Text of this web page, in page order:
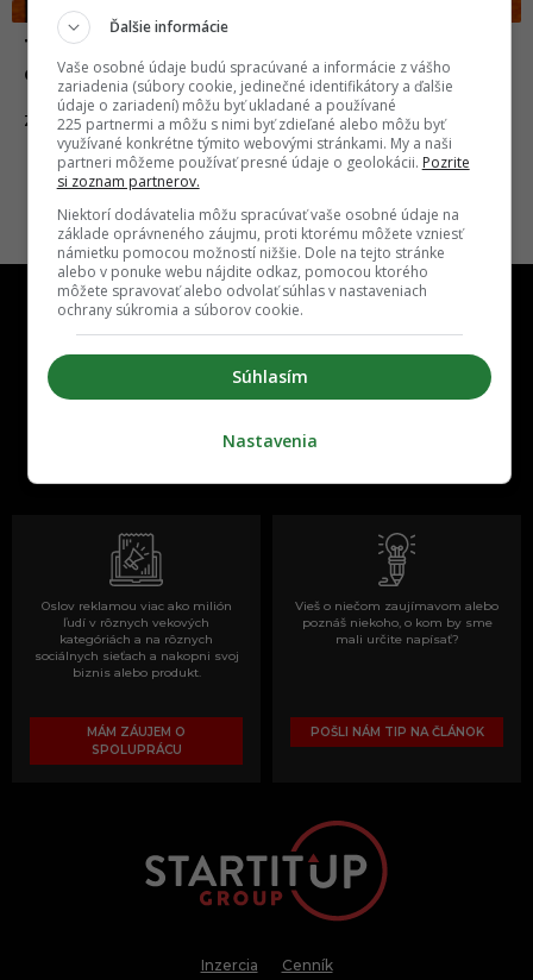
Tričká s nápismi, ktoré nikto nechce
dostať ako darček
ZÁBAVA 07.02.2020
slovenskom internete, next time
Oslov reklamou viac ako milión
ľudí v rôznych vekových
kategóriách a na rôznych
sociálnych sieťach a nakopni svoj
biznis alebo produkt.
MÁM ZÁUJEM O
SPOLUPRÁCU
Vieš o niečom zaujímavom alebo
poznáš niekoho, o kom by sme
mali určite napísať?
POŠLI NÁM TIP NA ČLÁNOK
Inzercia Cenník
Ďalšie informácie
Vaše osobné údaje budú spracúvané a informácie z vášho
zariadenia (súbory cookie, jedinečné identifikátory a ďalšie
údaje o zariadení) môžu byť ukladané a používané
225 partnermi a môžu s nimi byť zdieľané alebo môžu byť
využívané konkrétne týmito webovými stránkami. My a naši
partneri môžeme používať presné údaje o geolokácii. Pozrite
si zoznam partnerov.
Niektorí dodávatelia môžu spracúvať vaše osobné údaje na
základe oprávneného záujmu, proti ktorému môžete vzniesť
námietku pomocou možností nižšie. Dole na tejto stránke
alebo v ponuke webu nájdite odkaz, pomocou ktorého
môžete spravovať alebo odvolať súhlas v nastaveniach
ochrany súkromia a súborov cookie.
Súhlasím
Nastavenia